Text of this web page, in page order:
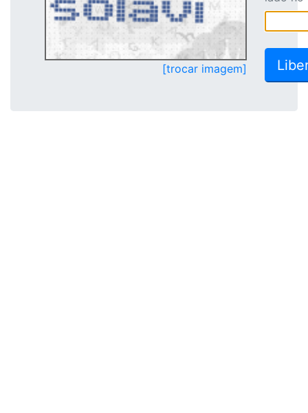
[trocar imagem]